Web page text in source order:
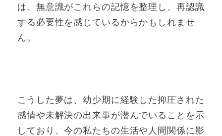
は、無意識がこれらの記憶を整理し、再認識
する必要性を感じているからかもしれませ
ん。
こうした夢は、幼少期に経験した抑圧された
感情や未解決の出来事が潜んでいることを示
しており、今の私たちの生活や人間関係に影